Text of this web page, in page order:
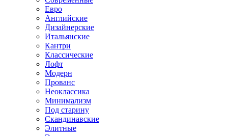
Евро
Английские
Дизайнерские
Итальянские
Кантри
Классические
Лофт
Модерн
Прованс
Неоклассика
Минимализм
Под старину
Скандинавские
Элитные